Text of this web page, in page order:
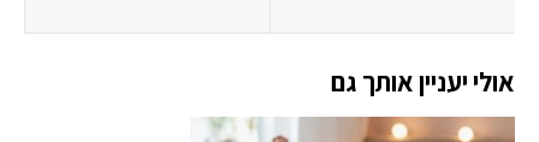
אולי יעניין אותך גם